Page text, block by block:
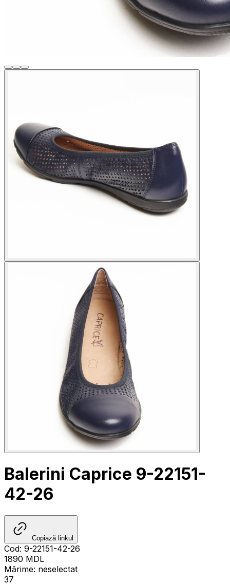
Balerini Caprice 9-22151-
42-26
Copiază linkul
Cod: 9-22151-42-26
1890 MDL
Mărime: neselectat
37